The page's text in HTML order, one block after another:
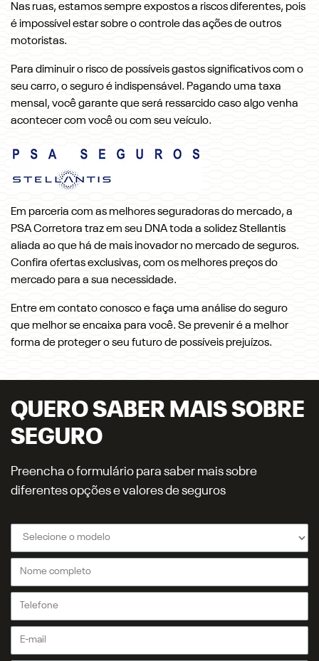
Nas ruas, estamos sempre expostos a riscos diferentes, pois
é impossível estar sobre o controle das ações de outros
motoristas.
Para diminuir o risco de possíveis gastos significativos com o
seu carro, o seguro é indispensável. Pagando uma taxa
mensal, você garante que será ressarcido caso algo venha
acontecer com você ou com seu veículo.
Em parceria com as melhores seguradoras do mercado, a
PSA Corretora traz em seu DNA toda a solidez Stellantis
aliada ao que há de mais inovador no mercado de seguros.
Confira ofertas exclusivas, com os melhores preços do
mercado para a sua necessidade.
Entre em contato conosco e faça uma análise do seguro
que melhor se encaixa para você. Se prevenir é a melhor
forma de proteger o seu futuro de possíveis prejuízos.
QUERO SABER MAIS SOBRE
SEGURO
Preencha o formulário para saber mais sobre
diferentes opções e valores de seguros